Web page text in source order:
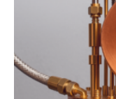
vermutet, weltweit
Atomkern-
einem Team der
internationaler
Der lange
gefunden. Kurz